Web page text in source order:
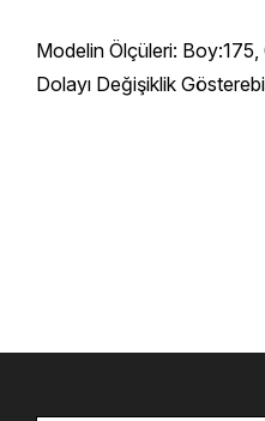
Modelin Ölçüleri: Boy:175,
Dolayı Değişiklik